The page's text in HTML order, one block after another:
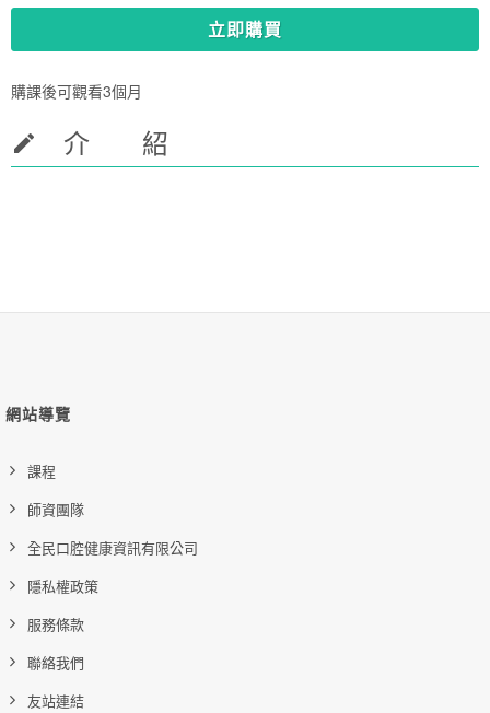
立即購買
購課後可觀看3個月
介 紹
網站導覽
課程
師資團隊
全民口腔健康資訊有限公司
隱私權政策
服務條款
聯絡我們
友站連結